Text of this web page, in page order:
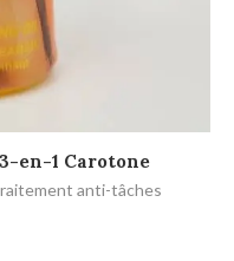
en-1 Carotone
anti-tâches